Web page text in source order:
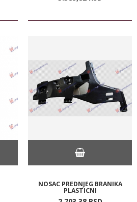
NOSAC PREDNJEG BRANIKA
PLASTICNI